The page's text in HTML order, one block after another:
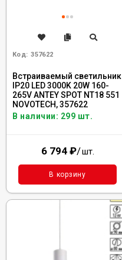
Код: 357622
Встраиваемый светильник
IP20 LED 3000K 20W 160-
265V ANTEY SPOT NT18 551
NOVOTECH, 357622
В наличии: 299 шт.
6 794 ₽/шт.
В корзину